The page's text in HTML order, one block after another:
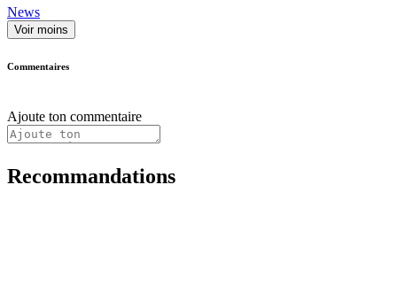
News
Voir moins
Commentaires
Ajoute ton commentaire
Recommandations